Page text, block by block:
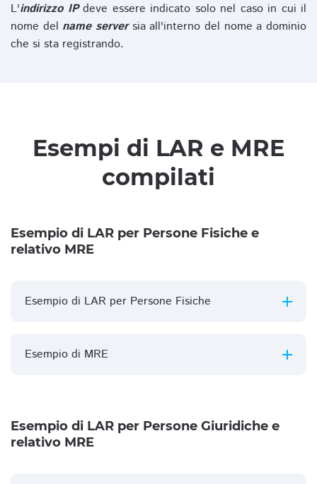
L'indirizzo IPdeve essere indicato solo nel caso in cui il
nome del name serversia all'interno del nome a dominio
che si sta registrando.
Esempi di LAR e MRE
compilati
Esempio di LAR per Persone Fisiche e
relativo MRE
Esempio di LAR per Persone Fisiche
Esempio di MRE
Esempio di LAR per Persone Giuridiche e
relativo MRE